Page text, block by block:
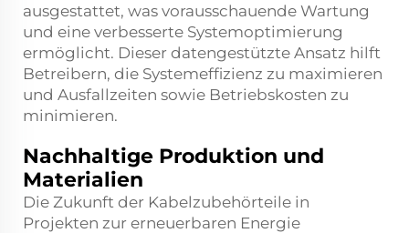
ausgestattet, was vorausschauende Wartung
und eine verbesserte Systemoptimierung
ermöglicht. Dieser datengestützte Ansatz hilft
Betreibern, die Systemeffizienz zu maximieren
und Ausfallzeiten sowie Betriebskosten zu
minimieren.
Nachhaltige Produktion und
Materialien
Die Zukunft der Kabelzubehörteile in
Projekten zur erneuerbaren Energie